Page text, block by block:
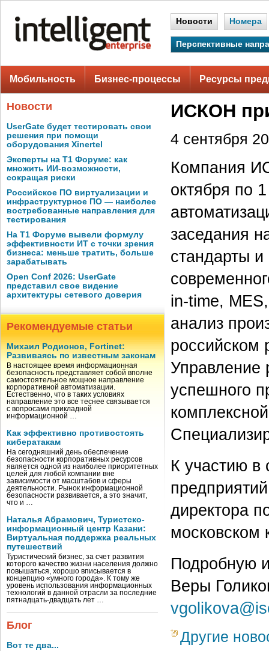
Новости Номера
Перспективные
Мобильность Бизнес-процессы Ресурсы
Новости
UserGate будет тестировать свои
решения при помощи
оборудования Xinertel
Эксперты на Т1 Форуме: как
множить ИИ-возможности,
сокращая риски
Российское ПО виртуализации и
инфраструктурное ПО — наиболее
востребованные направления для
тестирования
На Т1 Форуме вывели формулу
эффективности ИТ с точки зрения
бизнеса: меньше тратить, больше
зарабатывать
Open Conf 2026: UserGate
представил свое видение
архитектуры сетевого доверия
Рекомендуемые статьи
Михаил Родионов, Fortinet:
Развиваясь по известным законам
В настоящее время информационная
безопасность представляет собой вполне
самостоятельное мощное направление
корпоративной автоматизации.
Естественно, что в таких условиях
направление это все теснее связывается
с вопросами прикладной
информационной …
Как эффективно противостоять
кибератакам
На сегодняшний день обеспечение
безопасности корпоративных ресурсов
является одной из наиболее приоритетных
целей для любой компании вне
зависимости от масштабов и сферы
деятельности. Рынок информационной
безопасности развивается, а это значит,
что и …
Наталья Абрамович, Туристско-
информационный центр Казани:
Виртуальная поддержка реальных
путешествий
Туристический бизнес, за счет развития
которого качество жизни населения должно
повышаться, хорошо вписывается в
концепцию «умного города». К тому же
уровень использования информационных
технологий в данной отрасли за последние
пятнадцать-двадцать лет …
Блог
Вот те два...
ИСКОН
4 сентября
Компания
октября по
заседания
стандарты
in-time,
анализ
российском
Управление
успешного
К участию в
директора
московском
Подробную
Веры
Другие